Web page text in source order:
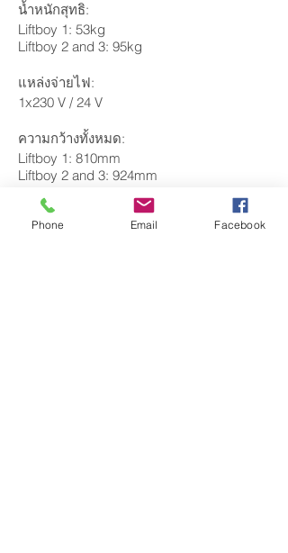
น้ำหนักสุทธิ:
Liftboy 1: 53kg
Liftboy 2 and 3: 95kg
แหล่งจ่ายไฟ:
1x230 V / 24 V
ความกว้างทั้งหมด:
Liftboy 1: 810mm
Liftboy 2 and 3: 924mm
ความยาวทั้งหมด:
Liftboy 1: 1180mm
Phone Email Facebook